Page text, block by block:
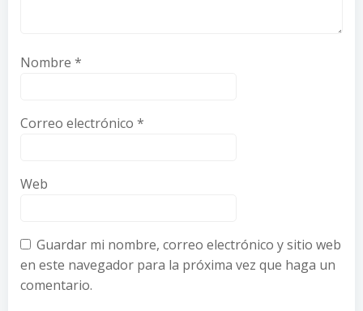
Nombre *
Correo electrónico *
Web
Guardar mi nombre, correo electrónico y sitio web
en este navegador para la próxima vez que haga un
comentario.